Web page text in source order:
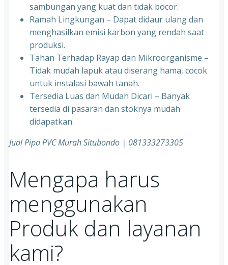
sambungan yang kuat dan tidak bocor.
Ramah Lingkungan – Dapat didaur ulang dan
menghasilkan emisi karbon yang rendah saat
produksi.
Tahan Terhadap Rayap dan Mikroorganisme –
Tidak mudah lapuk atau diserang hama, cocok
untuk instalasi bawah tanah.
Tersedia Luas dan Mudah Dicari – Banyak
tersedia di pasaran dan stoknya mudah
didapatkan.
Jual Pipa PVC Murah Situbondo | 081333273305
Mengapa harus
menggunakan
Produk dan layanan
kami?